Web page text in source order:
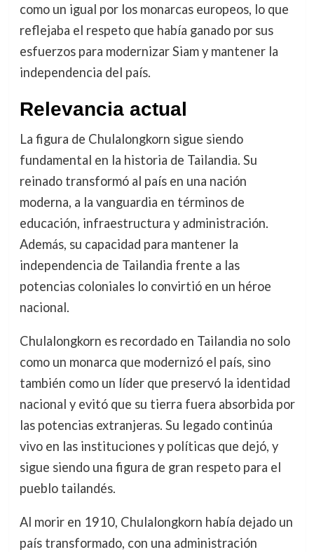
como un igual por los monarcas europeos, lo que
reflejaba el respeto que había ganado por sus
esfuerzos para modernizar Siam y mantener la
independencia del país.
Relevancia actual
La figura de Chulalongkorn sigue siendo
fundamental en la historia de Tailandia. Su
reinado transformó al país en una nación
moderna, a la vanguardia en términos de
educación, infraestructura y administración.
Además, su capacidad para mantener la
independencia de Tailandia frente a las
potencias coloniales lo convirtió en un héroe
nacional.
Chulalongkorn es recordado en Tailandia no solo
como un monarca que modernizó el país, sino
también como un líder que preservó la identidad
nacional y evitó que su tierra fuera absorbida por
las potencias extranjeras. Su legado continúa
vivo en las instituciones y políticas que dejó, y
sigue siendo una figura de gran respeto para el
pueblo tailandés.
Al morir en 1910, Chulalongkorn había dejado un
país transformado, con una administración